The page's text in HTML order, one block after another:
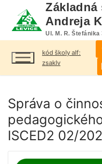
obsah
Základná
Andreja
Ul. M. R. Štefánika
kód školy alf:
zsaklv
Správa o
ISCED2 02/